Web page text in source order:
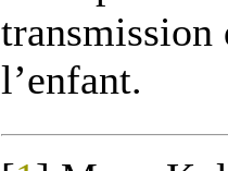
l’enfant.